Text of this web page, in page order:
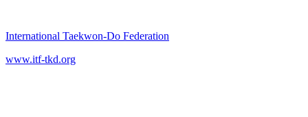
International Taekwon‑Do Federation
www.itf-tkd.org